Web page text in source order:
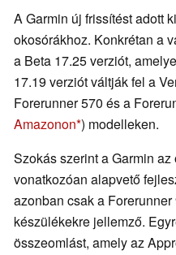
A Garmin új frissítést adott
okosórákhoz. Konkrétan a
a Beta 17.25 verziót,
17.19 verziót váltják fel a
Forerunner 570 és a
Amazonon ) modelleken.
Szokás szerint a Garmin
vonatkozóan alapvető
azonban csak a Forerunner
készülékekre jellemző.
összeomlást, amely az